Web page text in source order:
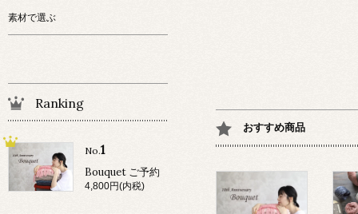
おすすめ商品
素材で選ぶ
Ranking
No.1
Bouquet ご予約
4,800円(内税)